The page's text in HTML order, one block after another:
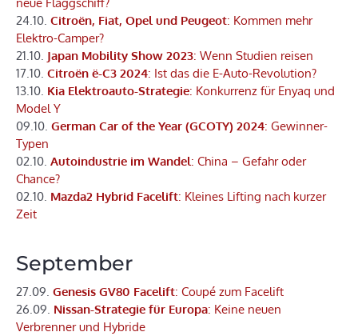
neue Flaggschiff?
24.10. Citroën, Fiat, Opel und Peugeot: Kommen mehr
Elektro-Camper?
21.10. Japan Mobility Show 2023: Wenn Studien reisen
17.10. Citroën ë-C3 2024: Ist das die E-Auto-Revolution?
13.10. Kia Elektroauto-Strategie: Konkurrenz für Enyaq und
Model Y
09.10. German Car of the Year (GCOTY) 2024: Gewinner-
Typen
02.10. Autoindustrie im Wandel: China – Gefahr oder
Chance?
02.10. Mazda2 Hybrid Facelift: Kleines Lifting nach kurzer
Zeit
September
27.09. Genesis GV80 Facelift: Coupé zum Facelift
26.09. Nissan-Strategie für Europa: Keine neuen
Verbrenner und Hybride